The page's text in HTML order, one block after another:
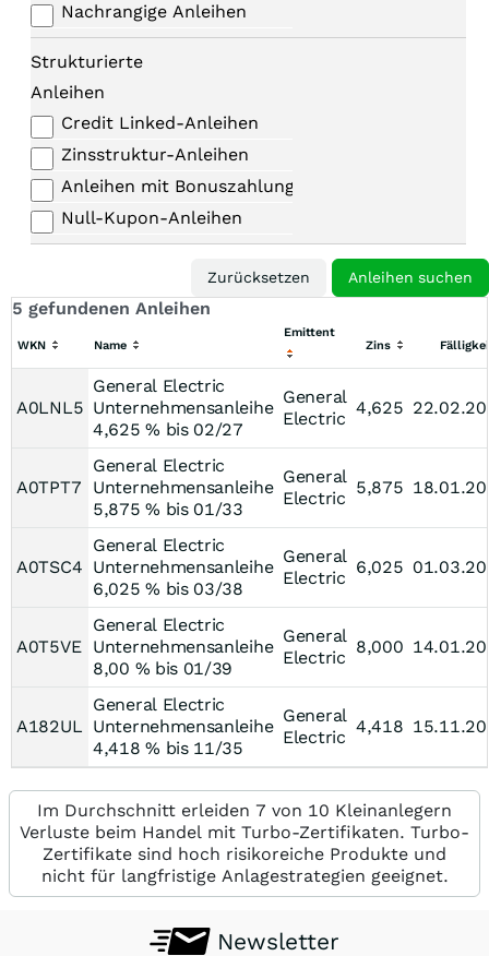
Nachrangige Anleihen
Strukturierte
Anleihen
Credit Linked-Anleihen
Zinsstruktur-Anleihen
Anleihen mit Bonuszahlungen
Null-Kupon-Anleihen
5 gefundenen Anleihen
WKN Name
Emittent
Zins
A0LNL5
General Electric
Unternehmensanleihe
4,625 % bis 02/27
General
Electric
4,625
A0TPT7
General Electric
Unternehmensanleihe
5,875 % bis 01/33
General
Electric
5,875
A0TSC4
General Electric
Unternehmensanleihe
6,025 % bis 03/38
General
Electric
6,025
A0T5VE
General Electric
Unternehmensanleihe
8,00 % bis 01/39
General
Electric
8,000
A182UL
General Electric
Unternehmensanleihe
4,418 % bis 11/35
General
Electric
4,418
Im Durchschnitt erleiden 7 von 10 Kleinanlegern
Verluste beim Handel mit Turbo-Zertifikaten. Turbo-
Zertifikate sind hoch risikoreiche Produkte und
nicht für langfristige Anlagestrategien geeignet.
Newsletter